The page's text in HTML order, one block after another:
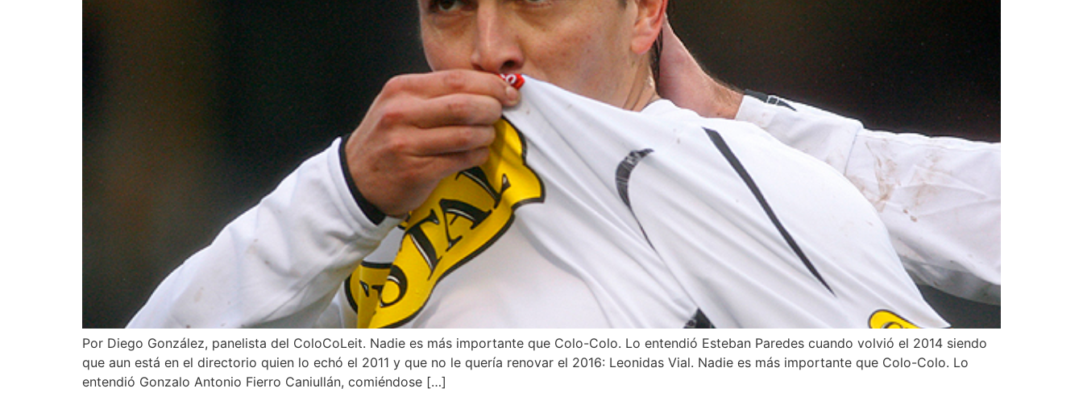
Por Diego González, panelista del ColoCoLeit. Nadie es más importante que Colo-Colo. Lo entendió Esteban Paredes cuando volvió el 2014 siendo
que aun está en el directorio quien lo echó el 2011 y que no le quería renovar el 2016: Leonidas Vial. Nadie es más importante que Colo-Colo. Lo
entendió Gonzalo Antonio Fierro Caniullán, comiéndose […]